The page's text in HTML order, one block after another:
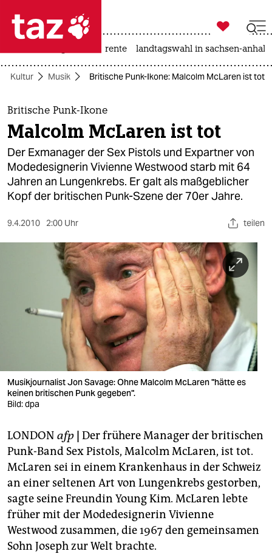
 taz zahl ich
taz zahl ich
themen
politik
öko
gesellschaft
kultur
sport
verlag
veranstaltungen
fragen & hilfe
unterstützen
abo
genossenschaft
epaper login

taz zahl ich
rente landtagswahl in sachsen-anhalt
Kultur Musik Britische Punk-Ikone: Malcolm McLaren ist tot
Britische Punk-Ikone
Malcolm McLaren ist tot
Der Exmanager der Sex Pistols und Expartner von
Modedesignerin Vivienne Westwood starb mit 64
Jahren an Lungenkrebs. Er galt als maßgeblicher
Kopf der britischen Punk-Szene der 70er Jahre.
9.4.2010 2:00 Uhr teilen
Musikjournalist Jon Savage: Ohne Malcolm McLaren "hätte es
keinen britischen Punk gegeben".
Bild: dpa
LONDON afp Der frühere Manager der britischen
Punk-Band Sex Pistols, Malcolm McLaren, ist tot.
McLaren sei in einem Krankenhaus in der Schweiz
an einer seltenen Art von Lungenkrebs gestorben,
sagte seine Freundin Young Kim. McLaren lebte
früher mit der Modedesignerin Vivienne
Westwood zusammen, die 1967 den gemeinsamen
Sohn Joseph zur Welt brachte.